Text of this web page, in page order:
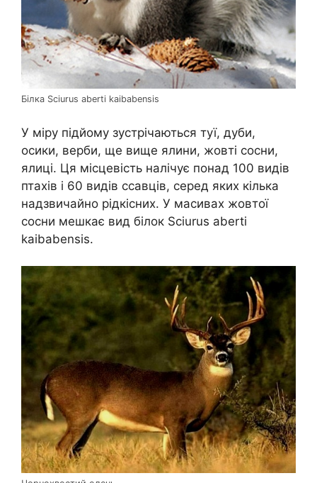
Білка Sciurus aberti kaibabensis
У міру підйому зустрічаються туї, дуби,
осики, верби, ще вище ялини, жовті сосни,
ялиці. Ця місцевість налічує понад 100 видів
птахів і 60 видів ссавців, серед яких кілька
надзвичайно рідкісних. У масивах жовтої
сосни мешкає вид білок Sciurus aberti
kaibabensis.